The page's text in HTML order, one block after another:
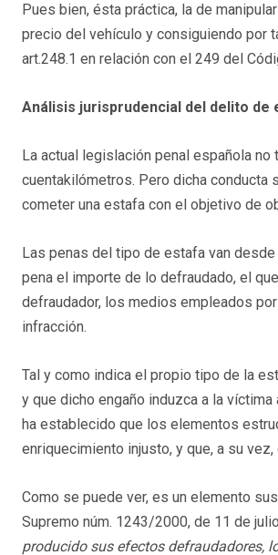
Pues bien, ésta práctica, la de
precio del vehículo y consiguiendo por
art.248.1 en relación con el 249 del
Análisis jurisprudencial del delito de
La actual legislación penal española
cuentakilómetros. Pero dicha conducta
cometer una estafa con el objetivo de
Las penas del tipo de estafa van
pena el importe de lo defraudado, el
defraudador, los medios empleados
infracción.
Tal y como indica el propio tipo de la
y que dicho engaño induzca a la
ha establecido que los elementos
enriquecimiento injusto, y que, a su
Como se puede ver, es un elemento
Supremo núm. 1243/2000, de 11 de
producido sus efectos defraudadores,